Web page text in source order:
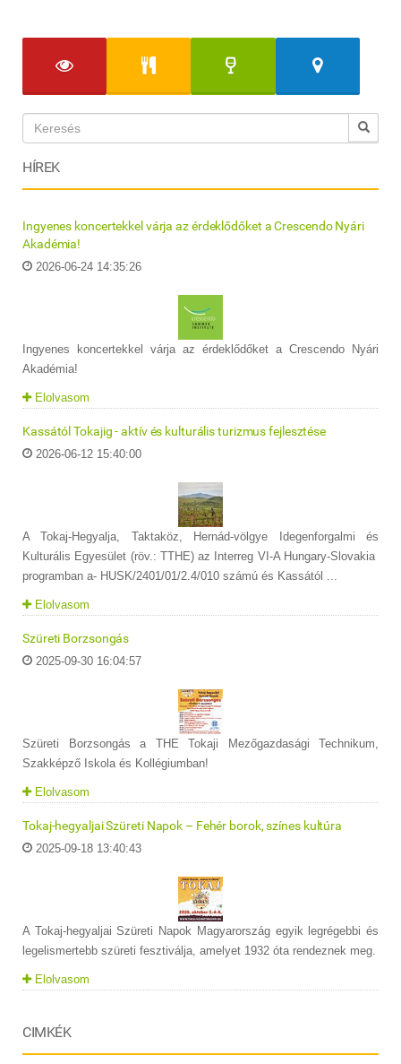
HÍREK
Ingyenes koncertekkel várja az érdeklődőket a Crescendo Nyári
Akadémia!
2026-06-24 14:35:26
Ingyenes koncertekkel várja az érdeklődőket a Crescendo Nyári
Akadémia!
Elolvasom
Kassától Tokajig - aktív és kulturális turizmus fejlesztése
2026-06-12 15:40:00
A Tokaj-Hegyalja, Taktaköz, Hernád-völgye Idegenforgalmi és
Kulturális Egyesület (röv.: TTHE) az Interreg VI-A Hungary-Slovakia
programban a- HUSK/2401/01/2.4/010 számú és Kassától ...
Elolvasom
Szüreti Borzsongás
2025-09-30 16:04:57
Szüreti Borzsongás a THE Tokaji Mezőgazdasági Technikum,
Szakképző Iskola és Kollégiumban!
Elolvasom
Tokaj-hegyaljai Szüreti Napok – Fehér borok, színes kultúra
2025-09-18 13:40:43
A Tokaj-hegyaljai Szüreti Napok Magyarország egyik legrégebbi és
legelismertebb szüreti fesztiválja, amelyet 1932 óta rendeznek meg.
Elolvasom
CIMKÉK